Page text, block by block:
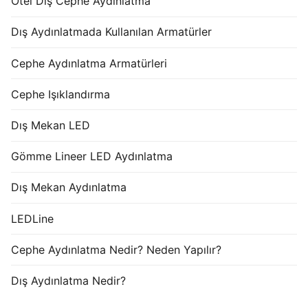
Dış Aydınlatmada Kullanılan Armatürler
Cephe Aydınlatma Armatürleri
Cephe Işıklandırma
Dış Mekan LED
Gömme Lineer LED Aydınlatma
Dış Mekan Aydınlatma
LEDLine
Cephe Aydınlatma Nedir? Neden Yapılır?
Dış Aydınlatma Nedir?